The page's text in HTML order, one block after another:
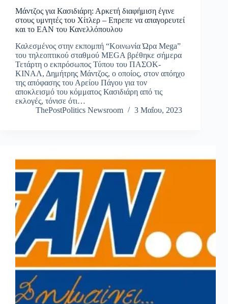
Μάντζος για Κασιδιάρη: Αρκετή διαφήμιση έγινε
στους υμνητές του Χίτλερ – Επρεπε να απαγορευτεί
και το ΕΑΝ του Κανελλόπουλου
Καλεσμένος στην εκπομπή “Κοινωνία Ώρα Mega”
του τηλεοπτικού σταθμού MEGA βρέθηκε σήμερα
Τετάρτη ο εκπρόσωπος Τύπου του ΠΑΣΟΚ-
ΚΙΝΑΛ, Δημήτρης Μάντζος, ο οποίος, στον απόηχο
της απόφασης του Αρείου Πάγου για τον
αποκλεισμό του κόμματος Κασιδιάρη από τις
εκλογές, τόνισε ότι…
ThePostPolitics Newsroom
3 Μαΐου, 2023